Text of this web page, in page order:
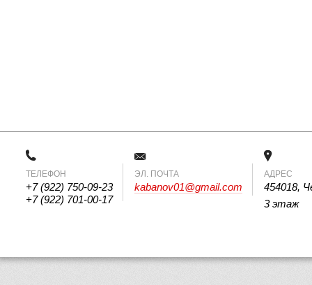
ТЕЛЕФОН
+7 (922) 750-09-23
+7 (922) 701-00-17
ЭЛ. ПОЧТА
kabanov01@gmail.com
АДРЕС
454018,
3 этаж